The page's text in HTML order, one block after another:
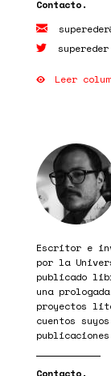
supereder
Leer
Escritor e
por la
publicado
una
proyectos
cuentos